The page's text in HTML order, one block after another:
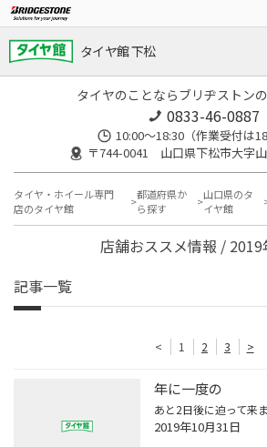
タイヤ館 下松
タイヤのことならブリヂストン
0833-46-0887
10:00～18:30（作業受付は
〒744-0041 山口県下松市大字
タイヤ・ホイール専門
店のタイヤ館
都道府県か
ら探す
山口県のタ
イヤ館
店舗おススメ情報 / 2019
記事一覧
< 1 2 3 >
年に一度の
2019年10月31日